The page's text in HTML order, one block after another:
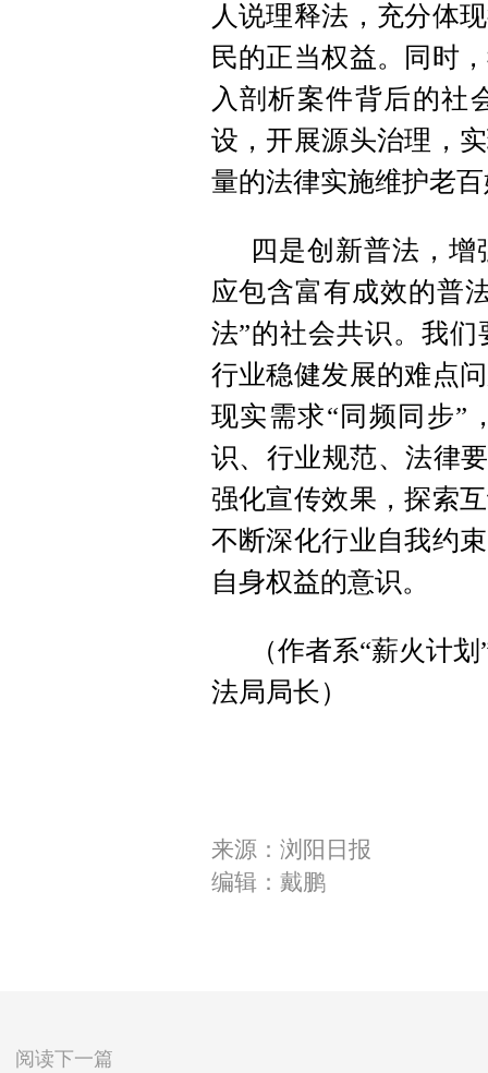
人说理释法，充分体
民的正当权益。同时
入剖析案件背后的社
设，开展源头治理，
量的法律实施维护老
四是创新普法，
应包含富有成效的普
法”的社会共识。我
行业稳健发展的难点
现实需求“同频同步”
识、行业规范、法律
强化宣传效果，探索
不断深化行业自我约
自身权益的意识。
（作者系“薪火计
法局局长）
来源：浏阳日报
编辑：戴鹏
阅读下一篇